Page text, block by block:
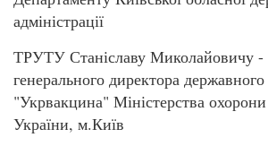
адміністрації
ТРУТУ Станіславу Миколайовичу -
генерального директора
"Укрвакцина" Міністерства охорони
України, м.Київ